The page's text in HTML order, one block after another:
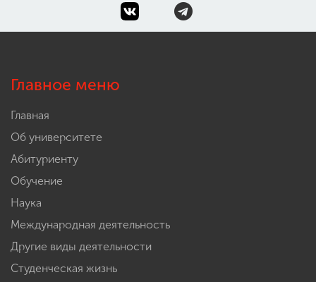
Главное меню
Главная
Об университете
Абитуриенту
Обучение
Наука
Международная деятельность
Другие виды деятельности
Студенческая жизнь